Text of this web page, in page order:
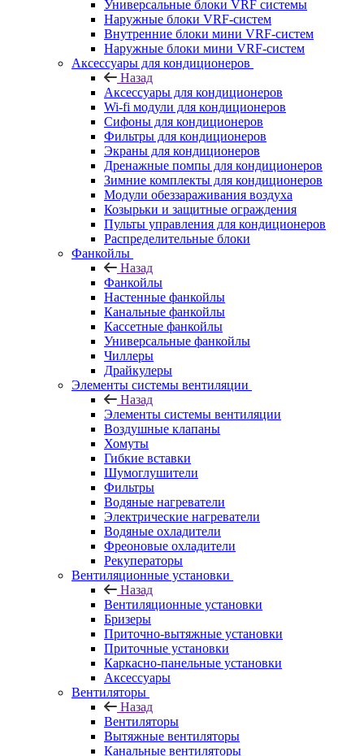
Универсальные блоки VRF системы
Наружные блоки VRF-систем
Внутренние блоки мини VRF-систем
Наружные блоки мини VRF-систем
Аксессуары для кондиционеров
Назад
Аксессуары для кондиционеров
Wi-fi модули для кондиционеров
Сифоны для кондиционеров
Фильтры для кондиционеров
Экраны для кондиционеров
Дренажные помпы для кондиционеров
Зимние комплекты для кондиционеров
Модули обеззараживания воздуха
Козырьки и защитные ограждения
Пульты управления для кондиционеров
Распределительные блоки
Фанкойлы
Назад
Фанкойлы
Настенные фанкойлы
Канальные фанкойлы
Кассетные фанкойлы
Универсальные фанкойлы
Чиллеры
Драйкулеры
Элементы системы вентиляции
Назад
Элементы системы вентиляции
Воздушные клапаны
Хомуты
Гибкие вставки
Шумоглушители
Фильтры
Водяные нагреватели
Электрические нагреватели
Водяные охладители
Фреоновые охладители
Рекуператоры
Вентиляционные установки
Назад
Вентиляционные установки
Бризеры
Приточно-вытяжные установки
Приточные установки
Каркасно-панельные установки
Аксессуары
Вентиляторы
Назад
Вентиляторы
Вытяжные вентиляторы
Канальные вентиляторы